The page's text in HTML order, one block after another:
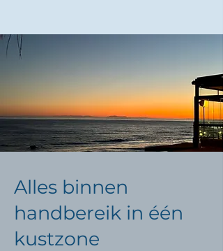
Alles binnen
handbereik in één
kustzone